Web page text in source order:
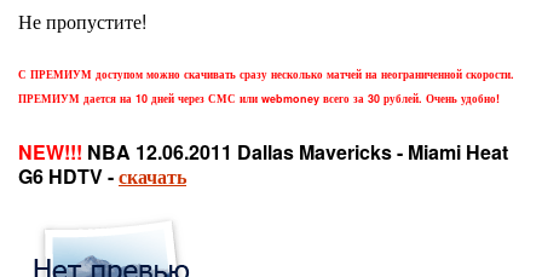
Не пропустите!
С ПРЕМИУМ доступом можно скачивать сразу несколько матчей на неограниченной скорости.
ПРЕМИУМ дается на 10 дней через СМС или webmoney всего за 30 рублей. Очень удобно!
NEW!!! NBA 12.06.2011 Dallas Mavericks - Miami Heat
G6 HDTV -скачать